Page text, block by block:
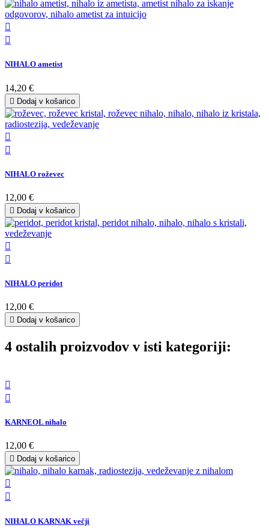


NIHALO ametist
14,20 €
 Dodaj v košarico


NIHALO roževec
12,00 €
 Dodaj v košarico


NIHALO peridot
12,00 €
 Dodaj v košarico
4 ostalih proizvodov v isti kategoriji:


KARNEOL nihalo
12,00 €
 Dodaj v košarico


NIHALO KARNAK večji